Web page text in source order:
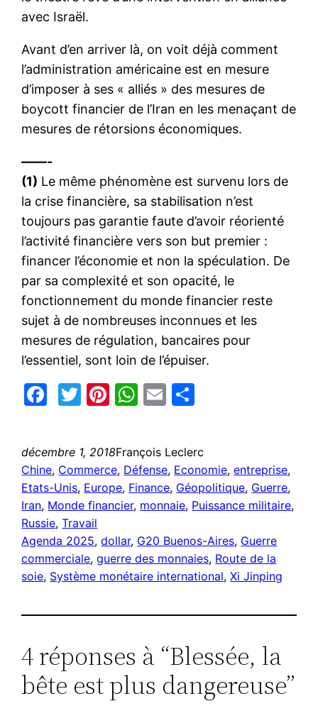
avec Israël.
Avant d’en arriver là, on voit déjà comment
l’administration américaine est en mesure
d’imposer à ses « alliés » des mesures de
boycott financier de l’Iran en les menaçant de
mesures de rétorsions économiques.
——-
(1) Le même phénomène est survenu lors de
la crise financière, sa stabilisation n’est
toujours pas garantie faute d’avoir réorienté
l’activité financière vers son but premier :
financer l’économie et non la spéculation. De
par sa complexité et son opacité, le
fonctionnement du monde financier reste
sujet à de nombreuses inconnues et les
mesures de régulation, bancaires pour
l’essentiel, sont loin de l’épuiser.
Facebook
Twitter
Pinterest
WhatsApp
Email
décembre 1, 2018François Leclerc
Chine, Commerce, Défense, Economie, entreprise
Etats-Unis, Europe, Finance, Géopolitique, Guerre
Iran, Monde financier, monnaie, Puissance militaire
Russie, Travail
Agenda 2025, dollar, G20 Buenos-Aires, Guerre
commerciale, guerre des monnaies, Route de la
soie, Système monétaire international, Xi Jinping
4 réponses à “Blessée, la
bête est plus dangereuse”